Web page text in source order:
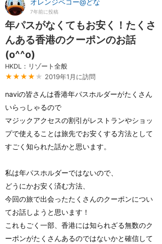
オレンジペコー@どな
7年前に投稿
年パスがなくてもお安く！たくさ
んある香港のクーポンのお話
(o^^o)
HKDL：リゾート全般
★★★★ ★ 2019年1月に訪問
naviの皆さんは香港年パスホルダーがたくさん
いらっしゃるので
マジックアクセスの割引がレストランやショッ
プで使えることは旅先でお安くする方法として
すごく知られた話かと思います。
私は年パスホルダーではないので、
どうにかお安く済む方法、
今回の旅で出会ったたくさんのクーポンについ
てお話しようと思います！
これもごく一部、香港には知られざる無数のク
ーポンがたくさんあるのではないかと確信して